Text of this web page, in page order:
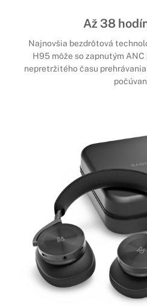
Až 38
Najnovšia bezdrôtová
H95 môže so zapnutým
nepretržitého času